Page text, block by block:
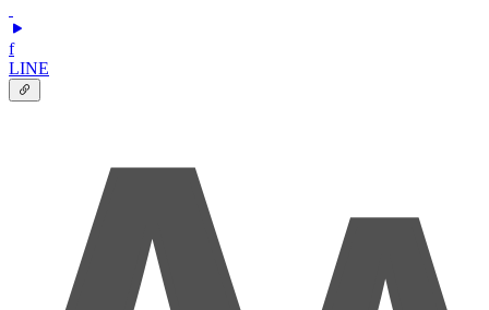
f
LINE